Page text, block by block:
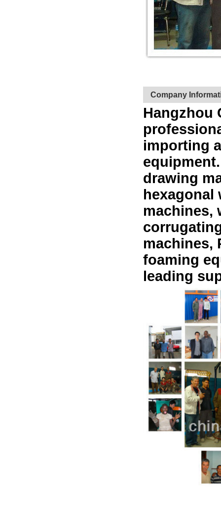
Company
Hangzhou
importing
drawing
hexagonal
machines,
machines,
foaming
leading